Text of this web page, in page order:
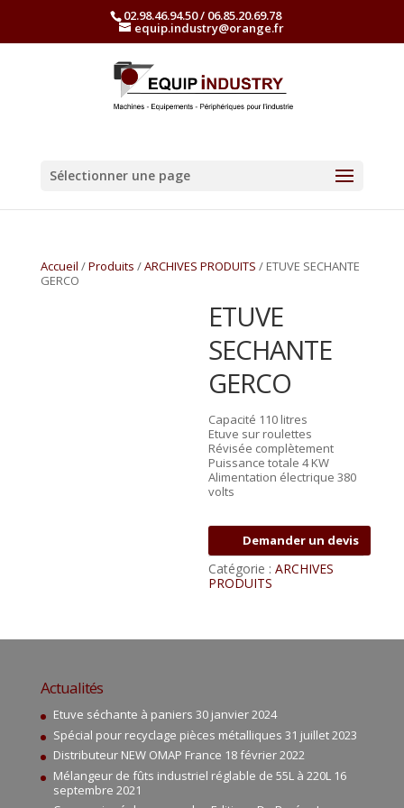
02.98.46.94.50 / 06.85.20.69.78
equip.industry@orange.fr
Sélectionner une page
Accueil /Produits /ARCHIVES PRODUITS / ETUVE SECHANTE
GERCO
ETUVE
SECHANTE
GERCO
Capacité 110 litres
Etuve sur roulettes
Révisée complètement
Puissance totale 4 KW
Alimentation électrique 380
volts
Demander un devis
Catégorie :ARCHIVES
PRODUITS
Actualités
Etuve séchante à paniers 30 janvier 2024
Spécial pour recyclage pièces métalliques 31 juillet 2023
Distributeur NEW OMAP France 18 février 2022
Mélangeur de fûts industriel réglable de 55L à 220L 16
septembre 2021